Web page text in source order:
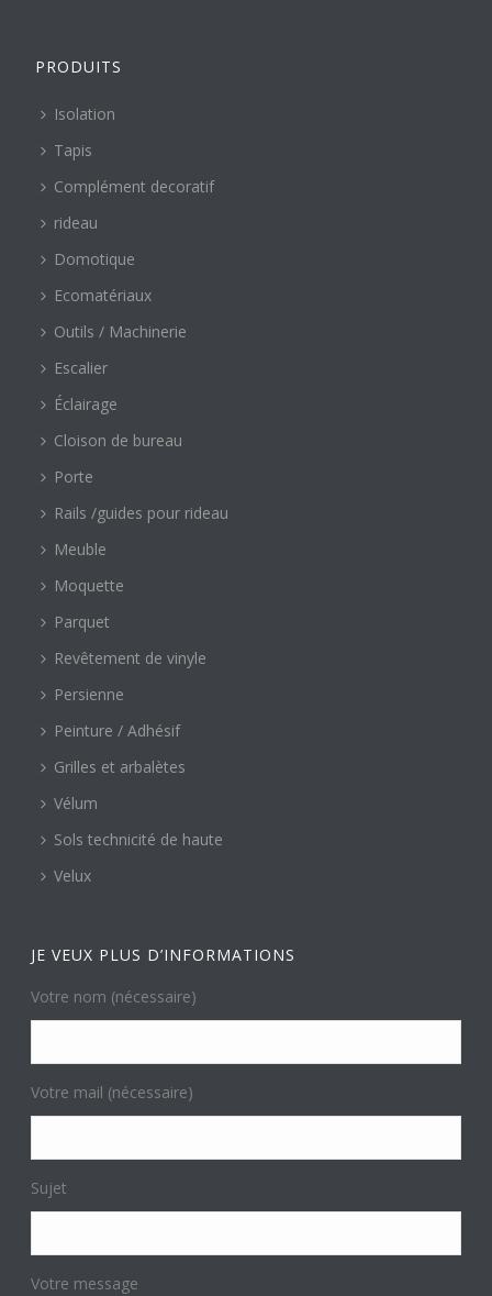
PRODUITS
Isolation
Tapis
Complément decoratif
rideau
Domotique
Ecomatériaux
Outils / Machinerie
Escalier
Éclairage
Cloison de bureau
Porte
Rails /guides pour rideau
Meuble
Moquette
Parquet
Revêtement de vinyle
Persienne
Peinture / Adhésif
Grilles et arbalètes
Vélum
Sols technicité de haute
Velux
JE VEUX PLUS D’INFORMATIONS
Votre nom (nécessaire)
Votre mail (nécessaire)
Sujet
Votre message